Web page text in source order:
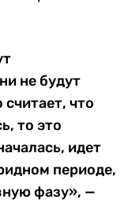
не будут
что
то это
идет
периоде,
фазу», —